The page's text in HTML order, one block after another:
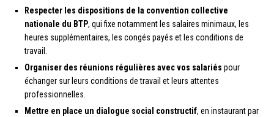
Respecter les dispositions de la convention collective
nationale du BTP, qui fixe notamment les salaires minimaux, les
heures supplémentaires, les congés payés et les conditions de
travail.
Organiser des réunions régulières avec vos salariés pour
échanger sur leurs conditions de travail et leurs attentes
professionnelles.
Mettre en place un dialogue social constructif, en instaurant par